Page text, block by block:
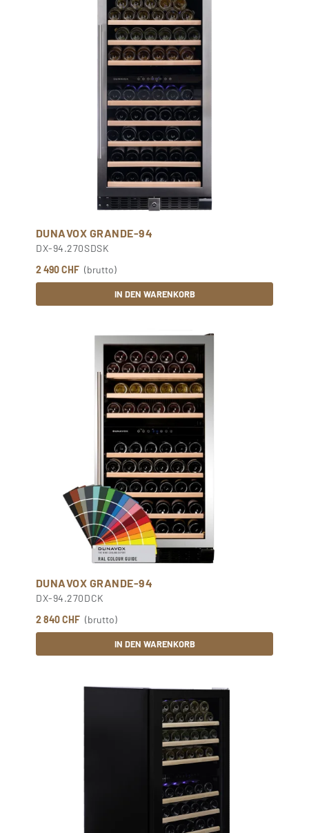
DUNAVOX GRANDE-94
DX-94.270SDSK
2 490 CHF (brutto)
IN DEN WARENKORB
DUNAVOX GRANDE-94
DX-94.270DCK
2 840 CHF (brutto)
IN DEN WARENKORB